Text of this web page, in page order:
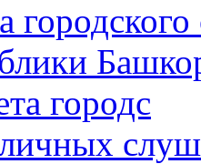
городс